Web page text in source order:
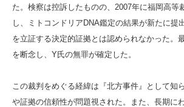
た。検察は控訴したものの、2007年に福岡高等
し、ミトコンドリアDNA鑑定の結果が新たに提
を立証する決定的証拠とは認められなかった。
を断念し、Y氏の無罪が確定した。
この裁判をめぐる経緯は『北方事件』として知
や証拠の信頼性が問題視された。また、長期に